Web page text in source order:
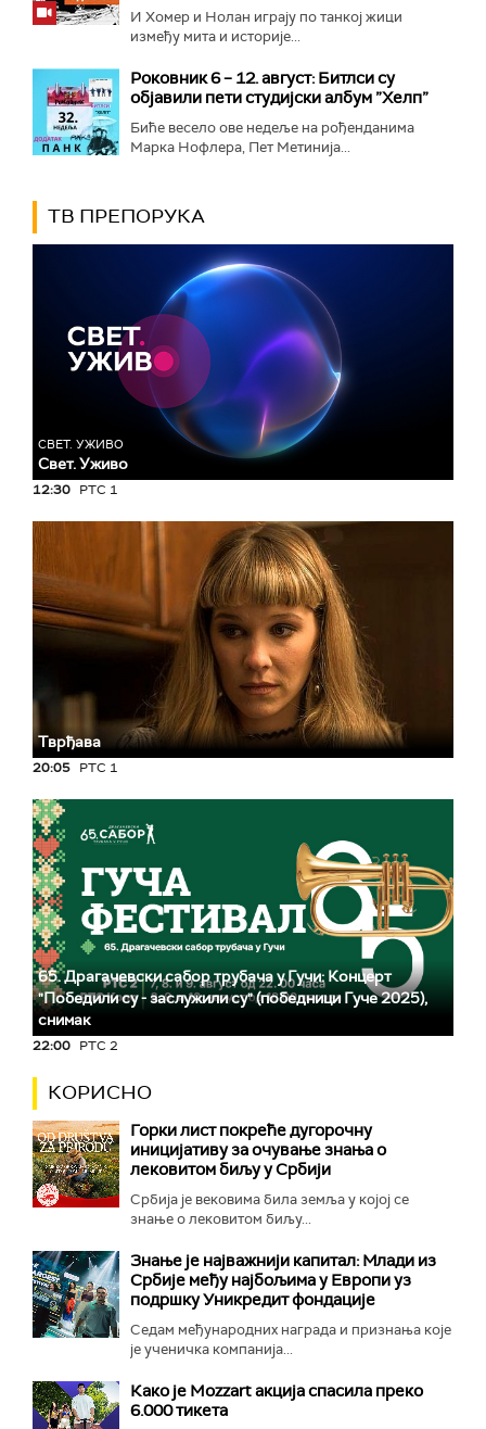
И Хомер и Нолан играју по танкој жици
између мита и историје...
Роковник 6 – 12. август: Битлси су
објавили пети студијски албум ”Хелп”
Биће весело ове недеље на рођенданима
Марка Нофлера, Пет Метинија...
ТВ ПРЕПОРУКА
СВЕТ. УЖИВО
Свет. Уживо
12:30 РТС 1
Тврђава
20:05 РТС 1
65. Драгачевски сабор трубача у Гучи: Концерт
"Победили су - заслужили су" (победници Гуче 2025),
снимак
22:00 РТС 2
КОРИСНО
Горки лист покреће дугорочну
иницијативу за очување знања о
лековитом биљу у Србији
Србија је вековима била земља у којој се
знање о лековитом биљу...
Знање је најважнији капитал: Млади из
Србије међу најбољима у Европи уз
подршку Уникредит фондације
Седам међународних награда и признања које
је ученичка компанија...
Како је Mozzart акција спасила преко
6.000 тикета